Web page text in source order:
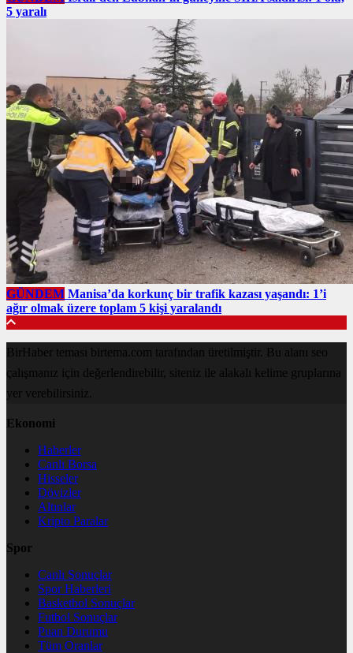
5 yaralı
GÜNDEM Manisa’da korkunç bir trafik kazası yaşandı: 1’i
ağır olmak üzere toplam 5 kişi yaralandı
BirHaber teması birtema.com tarafından üretilmiştir. Bu alanı seo
çalışmanız için değerlendirebilir, siteniz ile alakalı kelime gruplarına
yer verebilirsiniz.
Ekonomi
Haberler
Canlı Borsa
Hisseler
Dövizler
Altınlar
Kripto Paralar
Spor
Canlı Sonuçlar
Spor Haberleri
Basketbol Sonuçlar
Futbol Sonuçlar
Puan Durumu
Tüm Oranlar